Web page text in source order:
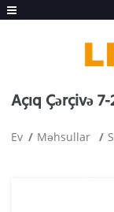
Açıq Çərçivə
Ev Məhsullar